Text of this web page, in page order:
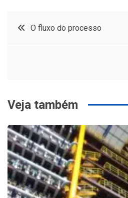
Navegação
O fluxo do processo
Veja também